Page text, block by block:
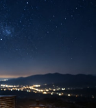
farkını
çekici bir
da enerji